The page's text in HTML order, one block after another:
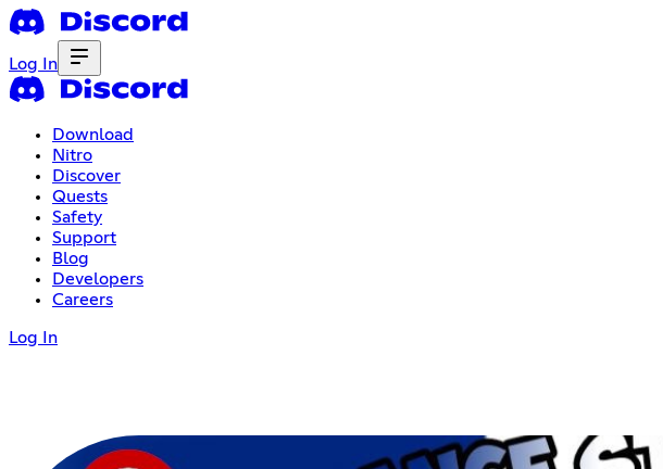
Log In
Download
Nitro
Discover
Quests
Safety
Support
Blog
Developers
Careers
Log In